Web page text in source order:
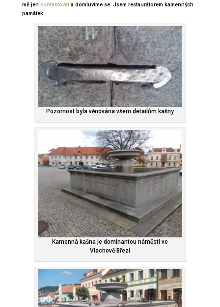
mě jen kontaktovata domluvíme se. Jsem restaurátorem kamenných
památek.
Pozornost byla věnována všem detailům kašny
Kamenná kašna je dominantou náměstí ve
Vlachově Březí